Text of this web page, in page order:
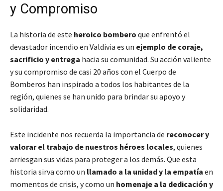
y Compromiso
La historia de este heroico bombero que enfrentó el
devastador incendio en Valdivia es un ejemplo de coraje,
sacrificio y entrega hacia su comunidad. Su acción valiente
y su compromiso de casi 20 años con el Cuerpo de
Bomberos han inspirado a todos los habitantes de la
región, quienes se han unido para brindar su apoyo y
solidaridad.
Este incidente nos recuerda la importancia de reconocer y
valorar el trabajo de nuestros héroes locales, quienes
arriesgan sus vidas para proteger a los demás. Que esta
historia sirva como un llamado a la unidad y la empatía en
momentos de crisis, y como un homenaje a la dedicación y